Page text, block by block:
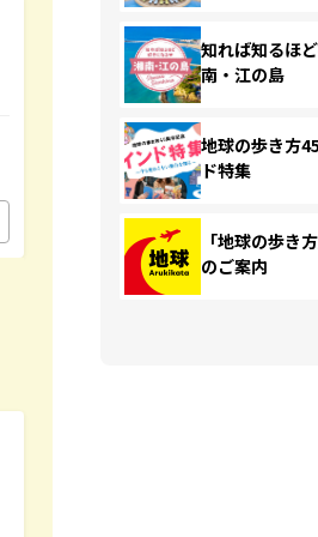
知れば知るほ
南・江の島
地球の歩き方
ド特集
「地球の歩き
のご案内